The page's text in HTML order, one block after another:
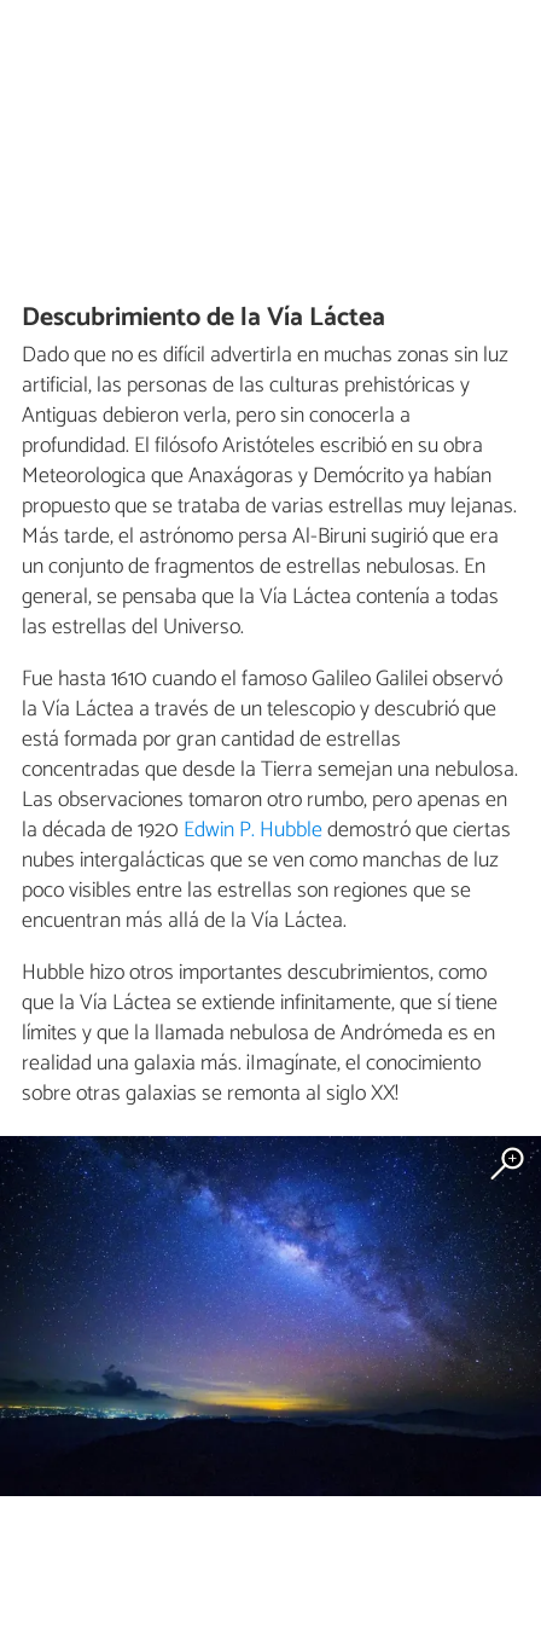
Descubrimiento de la Vía Láctea
Dado que no es difícil advertirla en muchas zonas sin luz
artificial, las personas de las culturas prehistóricas y
Antiguas debieron verla, pero sin conocerla a
profundidad. El filósofo Aristóteles escribió en su obra
Meteorologica que Anaxágoras y Demócrito ya habían
propuesto que se trataba de varias estrellas muy lejanas.
Más tarde, el astrónomo persa Al-Biruni sugirió que era
un conjunto de fragmentos de estrellas nebulosas. En
general, se pensaba que la Vía Láctea contenía a todas
las estrellas del Universo.
Fue hasta 1610 cuando el famoso Galileo Galilei observó
la Vía Láctea a través de un telescopio y descubrió que
está formada por gran cantidad de estrellas
concentradas que desde la Tierra semejan una nebulosa.
Las observaciones tomaron otro rumbo, pero apenas en
la década de 1920 Edwin P. Hubbledemostró que ciertas
nubes intergalácticas que se ven como manchas de luz
poco visibles entre las estrellas son regiones que se
encuentran más allá de la Vía Láctea.
Hubble hizo otros importantes descubrimientos, como
que la Vía Láctea se extiende infinitamente, que sí tiene
límites y que la llamada nebulosa de Andrómeda es en
realidad una galaxia más. ¡Imagínate, el conocimiento
sobre otras galaxias se remonta al siglo XX!